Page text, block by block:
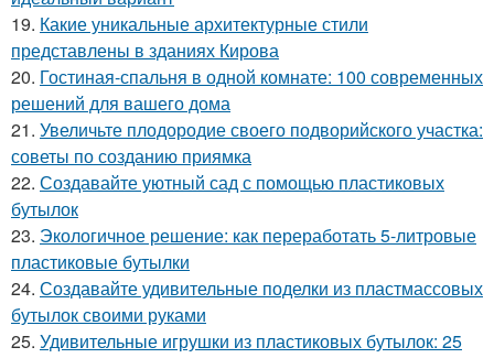
19. Какие уникальные архитектурные стили
представлены в зданиях Кирова
20. Гостиная-спальня в одной комнате: 100 современных
решений для вашего дома
21. Увеличьте плодородие своего подворийского участка:
советы по созданию приямка
22. Создавайте уютный сад с помощью пластиковых
бутылок
23. Экологичное решение: как переработать 5-литровые
пластиковые бутылки
24. Создавайте удивительные поделки из пластмассовых
бутылок своими руками
25. Удивительные игрушки из пластиковых бутылок: 25